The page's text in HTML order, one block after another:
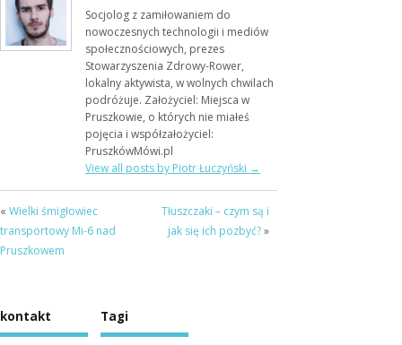
Socjolog z zamiłowaniem do
nowoczesnych technologii i mediów
społecznościowych, prezes
Stowarzyszenia Zdrowy-Rower,
lokalny aktywista, w wolnych chwilach
podróżuje. Założyciel: Miejsca w
Pruszkowie, o których nie miałeś
pojęcia i współzałożyciel:
PruszkówMówi.pl
View all posts by Piotr Łuczyński →
« Wielki śmigłowiec
transportowy Mi-6 nad
Pruszkowem
Tłuszczaki – czym są i
jak się ich pozbyć?»
kontakt Tagi